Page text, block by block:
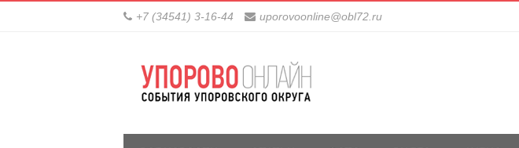
+7 (34541) 3-16-44 uporovoonline@obl72.ru